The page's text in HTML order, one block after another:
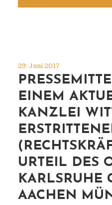
29. Juni 2017
EINEM
KANZLEI
URTEIL DES
KARLSRUHE
AACHEN